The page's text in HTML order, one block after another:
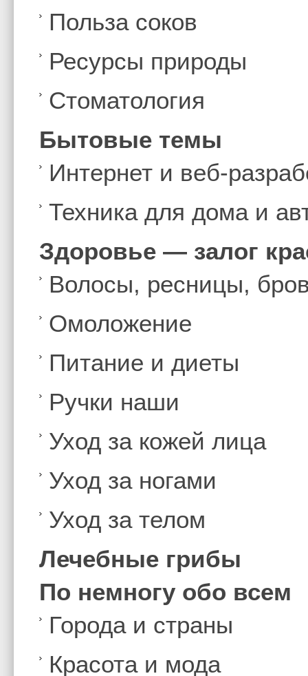
Польза соков
Ресурсы природы
Стоматология
Бытовые темы
Интернет и веб-
Техника для дома и
Здоровье — залог
Волосы, ресницы,
Омоложение
Питание и диеты
Ручки наши
Уход за кожей лица
Уход за ногами
Уход за телом
Лечебные грибы
По немногу обо всем
Города и страны
Красота и мода